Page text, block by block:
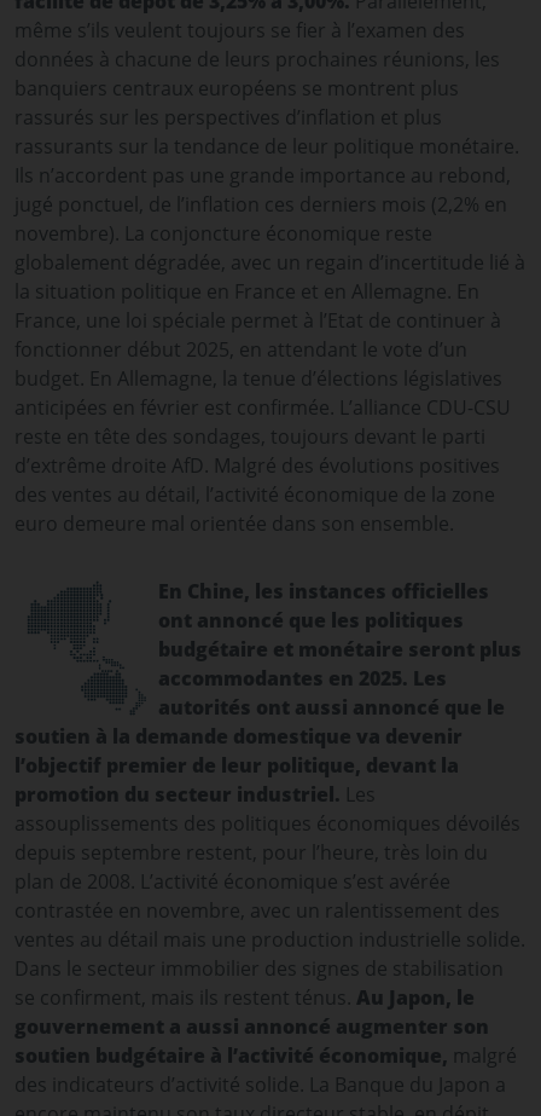
même s’ils veulent toujours se fier à l’examen des
données à chacune de leurs prochaines réunions, les
banquiers centraux européens se montrent plus
rassurés sur les perspectives d’inflation et plus
rassurants sur la tendance de leur politique monétaire.
Ils n’accordent pas une grande importance au rebond,
jugé ponctuel, de l’inflation ces derniers mois (2,2% en
novembre). La conjoncture économique reste
globalement dégradée, avec un regain d’incertitude lié à
la situation politique en France et en Allemagne. En
France, une loi spéciale permet à l’Etat de continuer à
fonctionner début 2025, en attendant le vote d’un
budget. En Allemagne, la tenue d’élections législatives
anticipées en février est confirmée. L’alliance CDU-CSU
reste en tête des sondages, toujours devant le parti
d’extrême droite AfD. Malgré des évolutions positives
des ventes au détail, l’activité économique de la zone
euro demeure mal orientée dans son ensemble.
En Chine, les instances officielles
ont annoncé que les politiques
budgétaire et monétaire seront plus
accommodantes en 2025. Les
autorités ont aussi annoncé que le
soutien à la demande domestique va devenir
l’objectif premier de leur politique, devant la
promotion du secteur industriel. Les
assouplissements des politiques économiques dévoilés
depuis septembre restent, pour l’heure, très loin du
plan de 2008. L’activité économique s’est avérée
contrastée en novembre, avec un ralentissement des
ventes au détail mais une production industrielle solide.
Dans le secteur immobilier des signes de stabilisation
se confirment, mais ils restent ténus. Au Japon, le
gouvernement a aussi annoncé augmenter son
soutien budgétaire à l’activité économique, malgré
des indicateurs d’activité solide. La Banque du Japon a